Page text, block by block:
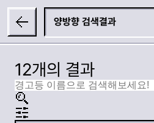
양방향
12개의 결과